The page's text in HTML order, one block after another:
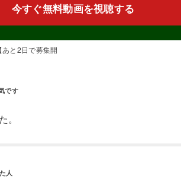
今すぐ無料動画を視聴する
と2日で募集開